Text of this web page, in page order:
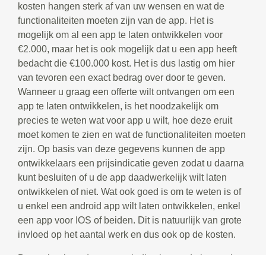
kosten hangen sterk af van uw wensen en wat de
functionaliteiten moeten zijn van de app. Het is
mogelijk om al een app te laten ontwikkelen voor
€2.000, maar het is ook mogelijk dat u een app heeft
bedacht die €100.000 kost. Het is dus lastig om hier
van tevoren een exact bedrag over door te geven.
Wanneer u graag een offerte wilt ontvangen om een
app te laten ontwikkelen, is het noodzakelijk om
precies te weten wat voor app u wilt, hoe deze eruit
moet komen te zien en wat de functionaliteiten moeten
zijn. Op basis van deze gegevens kunnen de app
ontwikkelaars een prijsindicatie geven zodat u daarna
kunt besluiten of u de app daadwerkelijk wilt laten
ontwikkelen of niet. Wat ook goed is om te weten is of
u enkel een android app wilt laten ontwikkelen, enkel
een app voor IOS of beiden. Dit is natuurlijk van grote
invloed op het aantal werk en dus ook op de kosten.